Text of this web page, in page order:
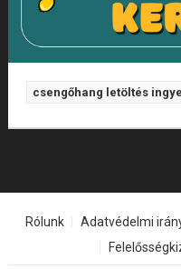
csengőhang letöltés
Rólunk Adatvédelmi